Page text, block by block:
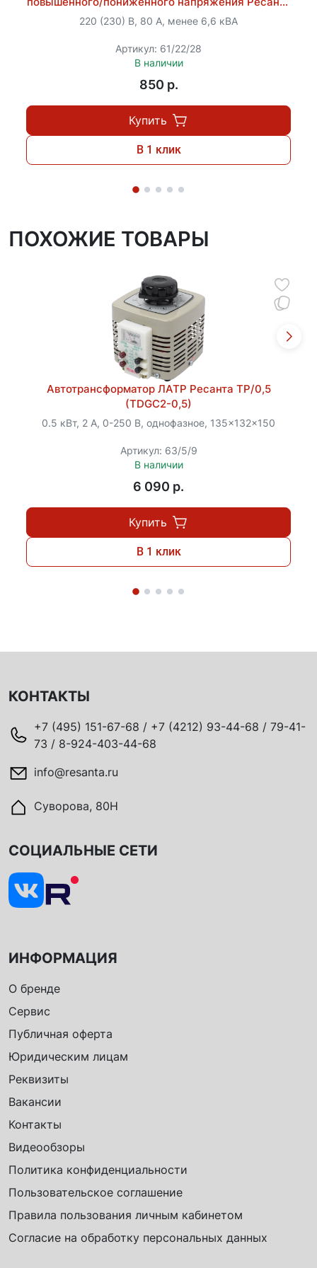
соблюдения правил безопасности: обязательное
заземление и соблюдение рекомендованного
расстояния от окружающих предметов и
конструкций не менее 50 мм для адекватного
АЗМ-40A
220 (230) В, 80 А, менее 6,6 кВА
Артикул: 61/22/28
В наличии
850 p.
Купить
В 1 клик
ПОХОЖИЕ ТОВАРЫ
Автотрансформатор ЛАТР Ресанта ТР/0,5
(TDGC2-0,5)
0.5 кВт, 2 А, 0-250 В, однофазное, 135x132x150
Артикул: 63/5/9
В наличии
6 090 p.
Купить
В 1 клик
КОНТАКТЫ
+7 (495) 151-67-68 / +7 (4212) 93-44-68 / 79-41-
73 / 8-924-403-44-68
info@resanta.ru
Суворова, 80Н
ИНФОРМАЦИЯ
О бренде
Сервис
Публичная оферта
Юридическим лицам
Реквизиты
Вакансии
Контакты
Видеообзоры
Политика конфиденциальности
Пользовательское соглашение
Правила пользования личным кабинетом
Согласие на обработку персональных данных
СОЦИАЛЬНЫЕ СЕТИ